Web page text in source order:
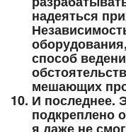
надеяться
способ
мешающих
И последнее.
подкреплено